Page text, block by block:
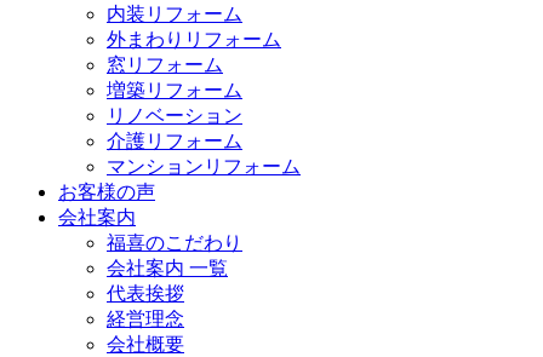
内装リフォーム
外まわりリフォーム
窓リフォーム
増築リフォーム
リノベーション
介護リフォーム
マンションリフォーム
お客様の声
会社案内
福喜のこだわり
会社案内 一覧
代表挨拶
経営理念
会社概要